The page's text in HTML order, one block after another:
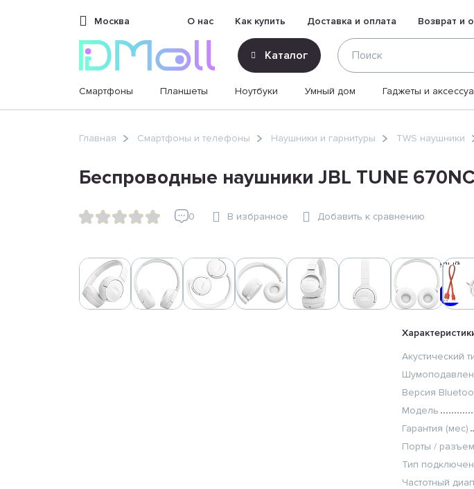
Москва О нас Как купить Доставка и оплата Возврат и
Каталог
Смартфоны Планшеты Ноутбуки Умный дом Гаджеты и
sales@dimoll.ruГлавная Смартфоны и телефоны Наушники и гарнитуры TWS наушники
Беспроводные наушники JBL TUNE
0 В избранное Добавить к сравнению
Цвет:Белый
Акустический
Версия
Модель
Гарантия (мес)
Порты /
Тип
Частотный